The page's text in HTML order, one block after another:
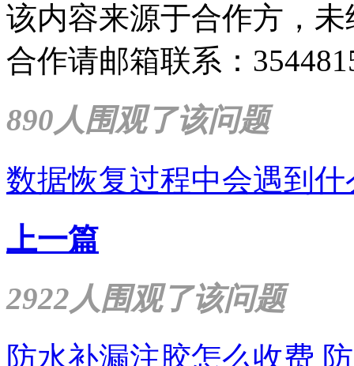
该内容来源于合作方，
合作请邮箱联系：
890人围观了该问题
数据恢复过程中会遇到什
上一篇
2922人围观了该问题
防水补漏注胶怎么收费